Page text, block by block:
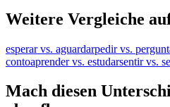
Weitere Vergleiche
esperar vs. aguardarpedir vs.
contoaprender vs. estudarsentir vs.
Mach diesen